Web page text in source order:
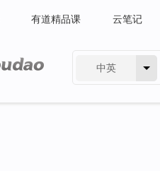
有道精品课 云笔记
中英